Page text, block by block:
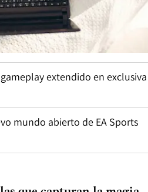
extendido en exclusiva
mundo abierto de EA Sports